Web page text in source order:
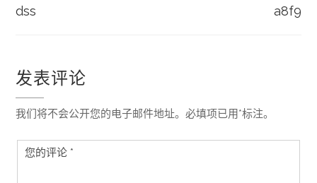
章
航
dss a8f9
发表评论
我们将不会公开您的电子邮件地址。必填项已用*标注。